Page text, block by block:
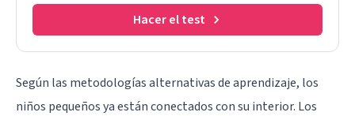
Hacer el test
Según las metodologías alternativas de aprendizaje, los
niños pequeños ya están conectados con su interior. Los